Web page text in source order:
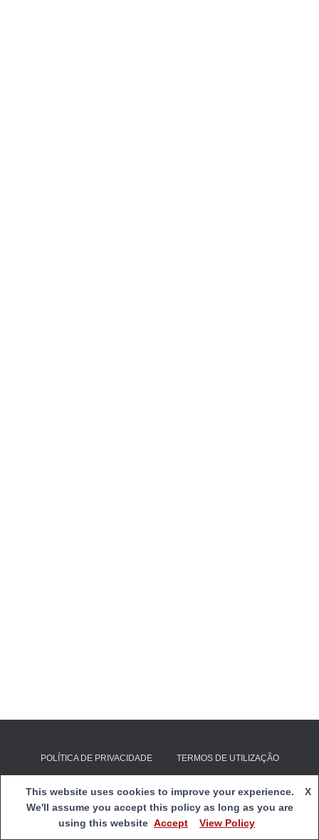
POLÍTICA DE PRIVACIDADE TERMOS DE UTILIZAÇÃO
E-mail: clds4g@cspnsfatima.pt| Copyright 2020Centro Social
e Paroquial de Nossa Senhora de Fátima|Webmail
This website uses cookies to improve your experience.
We'll assume you accept this policy as long as you are
using this website
X
Accept View Policy